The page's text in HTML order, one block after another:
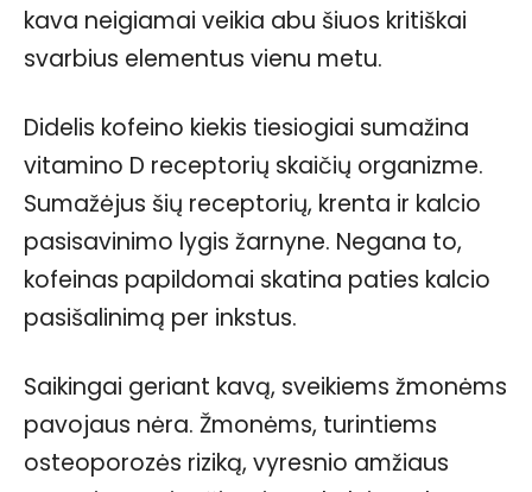
kava neigiamai veikia abu šiuos kritiškai
svarbius elementus vienu metu.
Didelis kofeino kiekis tiesiogiai sumažina
vitamino D receptorių skaičių organizme.
Sumažėjus šių receptorių, krenta ir kalcio
pasisavinimo lygis žarnyne. Negana to,
kofeinas papildomai skatina paties kalcio
pasišalinimą per inkstus.
Saikingai geriant kavą, sveikiems žmonėms
pavojaus nėra. Žmonėms, turintiems
osteoporozės riziką, vyresnio amžiaus